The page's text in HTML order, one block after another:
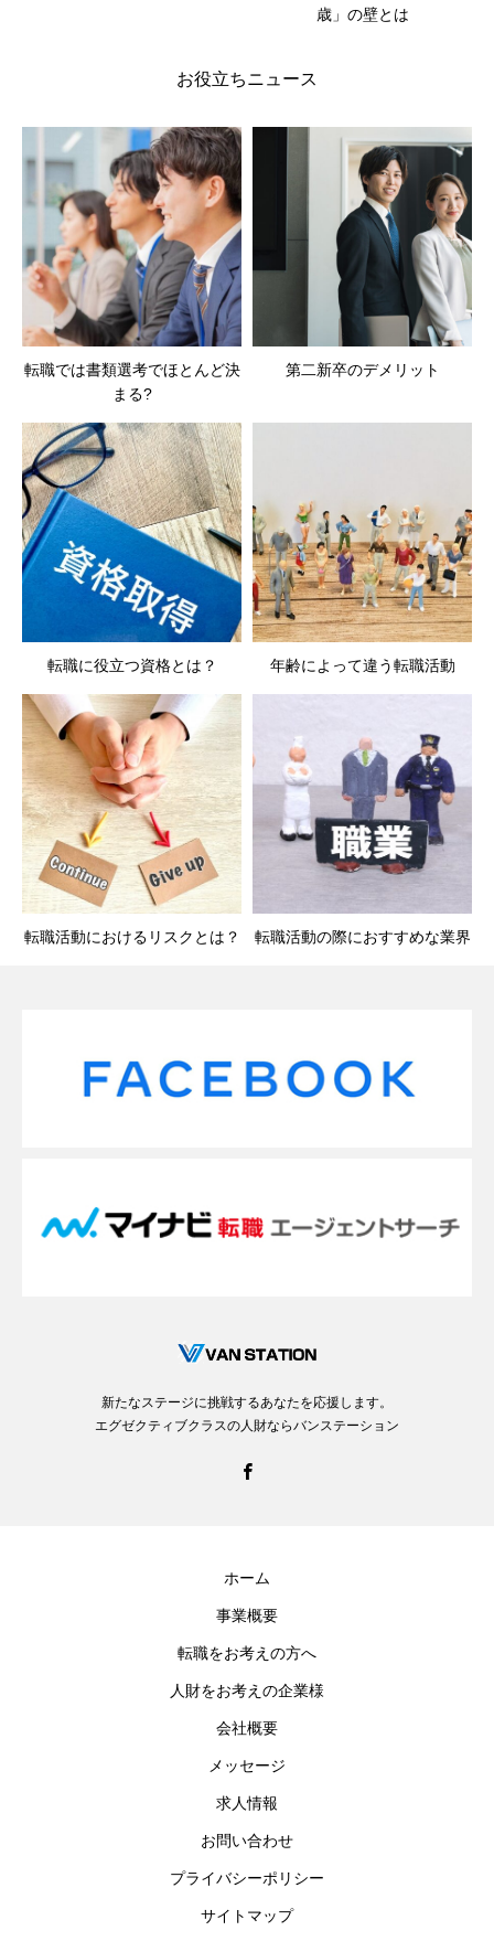
歳」の壁とは
お役立ちニュース
転職では書類選考でほとんど決
まる?
第二新卒のデメリット
転職に役立つ資格とは？ 年齢によって違う転職活動
転職活動におけるリスクとは？ 転職活動の際におすすめな業界
新たなステージに挑戦するあなたを応援します。
エグゼクティブクラスの人財ならバンステーション
ホーム
事業概要
転職をお考えの方へ
人財をお考えの企業様
会社概要
メッセージ
求人情報
お問い合わせ
プライバシーポリシー
サイトマップ